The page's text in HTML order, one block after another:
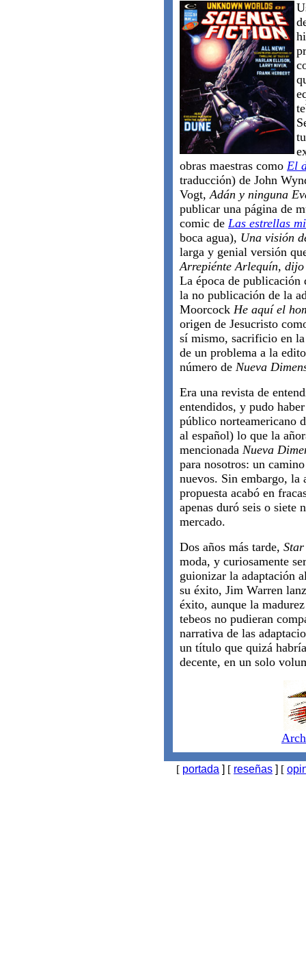
obras maestras como El
traducción) de John
Vogt,Adán y ninguna
publicar una página de
comic de Las estrellas
boca agua), Una visión
larga y genial versión
Arrepiénte Arlequín, dijo
La época de publicación
la no publicación de la
Moorcock He aquí el
origen de Jesucristo
sí mismo, sacrificio en
de un problema a la
número de Nueva
Era una revista de
entendidos, y pudo
público norteamericano
al español) lo que la
mencionada Nueva
para nosotros: un
nuevos. Sin embargo, la
propuesta acabó en
apenas duró seis o siete
mercado.
Dos años más tarde,
moda, y curiosamente
guionizar la adaptación
su éxito, Jim Warren
éxito, aunque la
tebeos no pudieran
narrativa de las
un título que quizá
decente, en un solo
[ portada ] [ reseñas ] [